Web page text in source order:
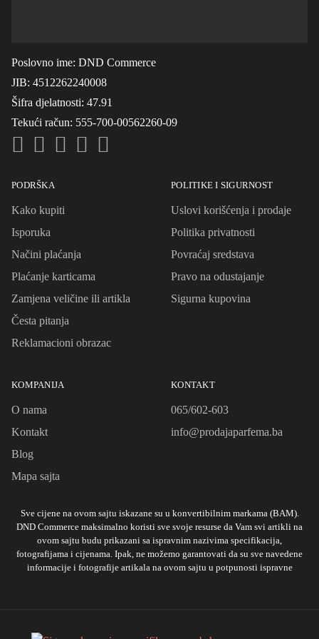
Poslovno ime: DND Commerce
JIB: 4512262240008
Šifra djelatnosti: 47.91
Tekući račun: 555-700-00562260-09
PODRŠKA
Kako kupiti
Isporuka
Načini plaćanja
Plaćanje karticama
Zamjena veličine ili artikla
Česta pitanja
Reklamacioni obrazac
POLITIKE I SIGURNOST
Uslovi korišćenja i prodaje
Politika privatnosti
Povraćaj sredstava
Pravo na odustajanje
Sigurna kupovina
KOMPANIJA
O nama
Kontakt
Blog
Mapa sajta
KONTAKT
065/602-603
info@prodajaparfema.ba
Sve cijene na ovom sajtu iskazane su u konvertibilnim markama (BAM).
DND Commerce maksimalno koristi sve svoje resurse da Vam svi artikli na
ovom sajtu budu prikazani sa ispravnim nazivima specifikacija,
fotografijama i cijenama. Ipak, ne možemo garantovati da su sve navedene
informacije i fotografije artikala na ovom sajtu u potpunosti ispravne